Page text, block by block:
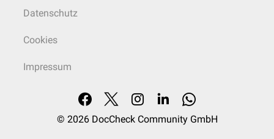
Datenschutz
Cookies
Impressum
© 2026 DocCheck Community GmbH